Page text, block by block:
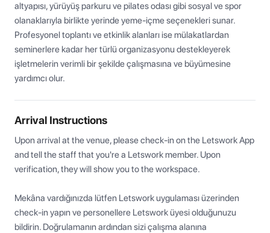
altyapısı, yürüyüş parkuru ve pilates odası gibi sosyal ve spor
olanaklarıyla birlikte yerinde yeme-içme seçenekleri sunar.
Profesyonel toplantı ve etkinlik alanları ise mülakatlardan
seminerlere kadar her türlü organizasyonu destekleyerek
işletmelerin verimli bir şekilde çalışmasına ve büyümesine
yardımcı olur.
Arrival Instructions
Upon arrival at the venue, please check-in on the Letswork App
and tell the staff that you're a Letswork member. Upon
verification, they will show you to the workspace.
Mekâna vardığınızda lütfen Letswork uygulaması üzerinden
check-in yapın ve personellere Letswork üyesi olduğunuzu
bildirin. Doğrulamanın ardından sizi çalışma alanına